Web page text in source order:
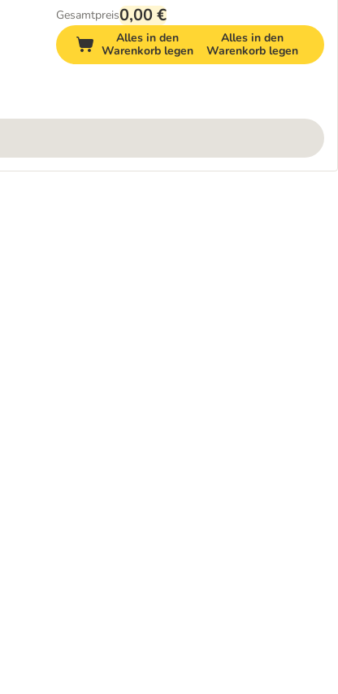
Gesamtpreis0,00 €
Alles in den
Warenkorb legen
Alles in den
Warenkorb legen